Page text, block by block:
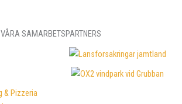
VÅRA SAMARBETSPARTNERS